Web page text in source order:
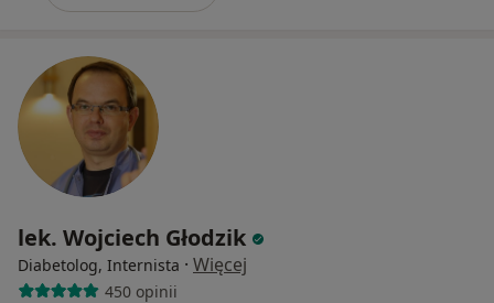
lek. Wojciech Głodzik
Diabetolog, Internista · Więcej
450 opinii